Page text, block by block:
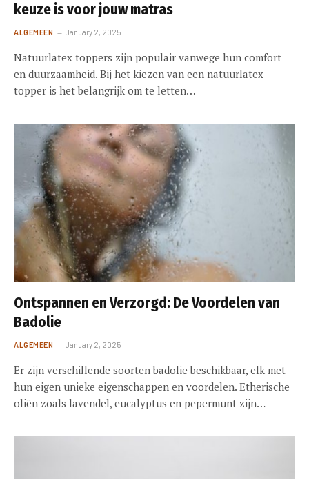
keuze is voor jouw matras
ALGEMEEN January 2, 2025
Natuurlatex toppers zijn populair vanwege hun comfort
en duurzaamheid. Bij het kiezen van een natuurlatex
topper is het belangrijk om te letten…
Ontspannen en Verzorgd: De Voordelen van
Badolie
ALGEMEEN January 2, 2025
Er zijn verschillende soorten badolie beschikbaar, elk met
hun eigen unieke eigenschappen en voordelen. Etherische
oliën zoals lavendel, eucalyptus en pepermunt zijn…